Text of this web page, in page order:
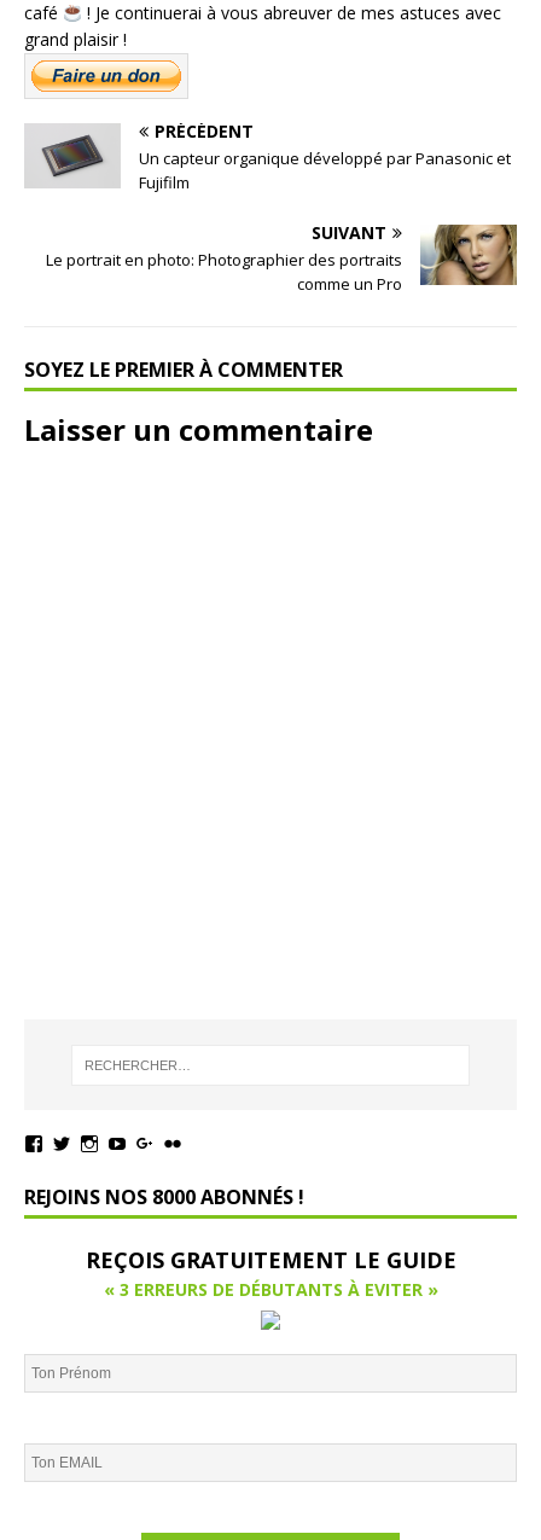
café
! Je continuerai à vous abreuver de mes astuces avec
grand plaisir !
PRÉCÉDENT
Un capteur organique développé par Panasonic et
Fujifilm
SUIVANT
Le portrait en photo: Photographier des portraits
comme un Pro
SOYEZ LE PREMIER À COMMENTER
Laisser un commentaire
REJOINS NOS 8000 ABONNÉS !
REÇOIS GRATUITEMENT LE GUIDE
« 3 ERREURS DE DÉBUTANTS À EVITER »